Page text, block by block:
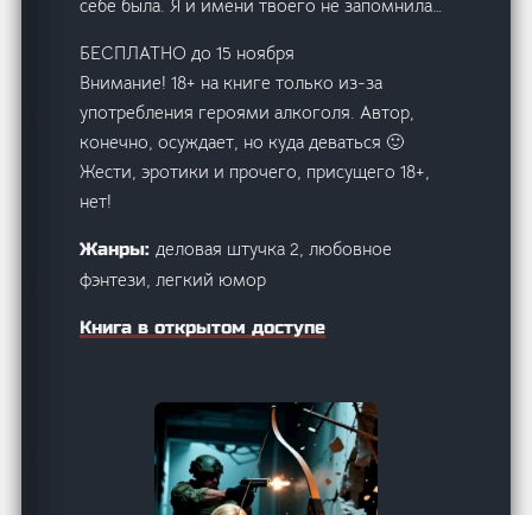
себе была. Я и имени твоего не запомнила…
БЕСПЛАТНО до 15 ноября
Внимание! 18+ на книге только из-за
употребления героями алкоголя. Автор,
конечно, осуждает, но куда деваться 🙂
Жести, эротики и прочего, присущего 18+,
нет!
Жанры:деловая штучка 2, любовное
фэнтези, легкий юмор
Книга в открытом доступе